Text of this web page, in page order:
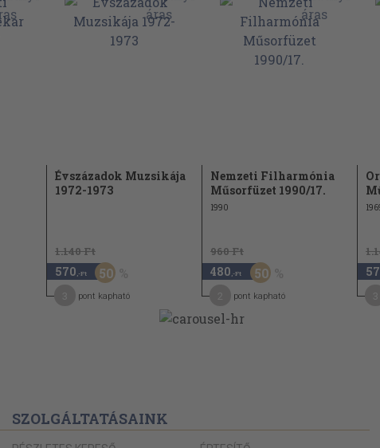
Évszázadok Muzsikája
1972-1973
1.140 Ft
570 ,-Ft 50
pont kapható
Nemzeti Filharmónia
Műsorfüzet 1990/17.
1990
960 Ft
480 ,-Ft 50
pont kapható
SZOLGÁLTATÁSAINK